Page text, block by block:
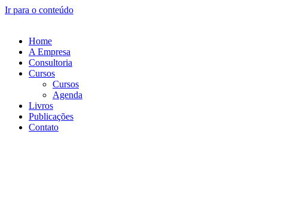
Ir para o conteúdo
Home
A Empresa
Consultoria
Cursos
Cursos
Agenda
Livros
Publicações
Contato